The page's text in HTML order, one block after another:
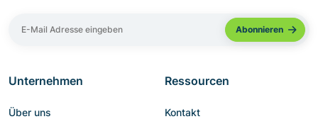
Unternehmen
Über uns
Ressourcen
Kontakt